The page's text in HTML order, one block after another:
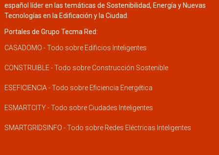
español líder en las temáticas de Sostenibilidad, Energía y Nuevas
Tecnologías en la Edificación y la Ciudad.
Portales de Grupo Tecma Red:
CASADOMO - Todo sobre Edificios Inteligentes
CONSTRUIBLE - Todo sobre Construcción Sostenible
ESEFICIENCIA - Todo sobre Eficiencia Energética
ESMARTCITY - Todo sobre Ciudades Inteligentes
SMARTGRIDSINFO - Todo sobre Redes Eléctricas Inteligentes